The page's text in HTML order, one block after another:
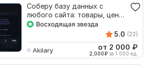
Соберу базу данных с
любого сайта: товары, цены,
объявления
5.0 (22)
Akilary от 2 000 ₽
2,000₽ за 1 000 ед.